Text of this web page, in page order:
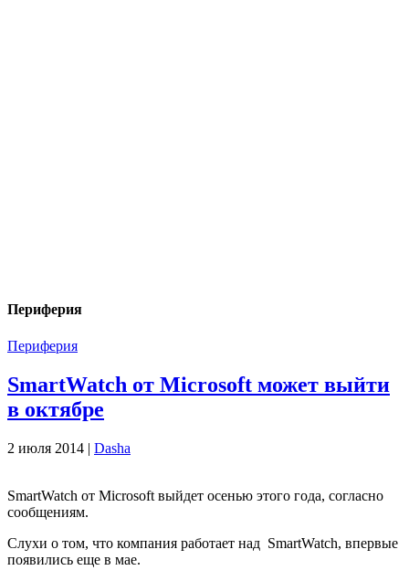
Периферия
Периферия
SmartWatch от Microsoft может выйти
в октябре
2 июля 2014 | Dasha
SmartWatch от Microsoft выйдет осенью этого года, согласно
сообщениям.
Слухи о том, что компания работает над SmartWatch, впервые
появились еще в мае.